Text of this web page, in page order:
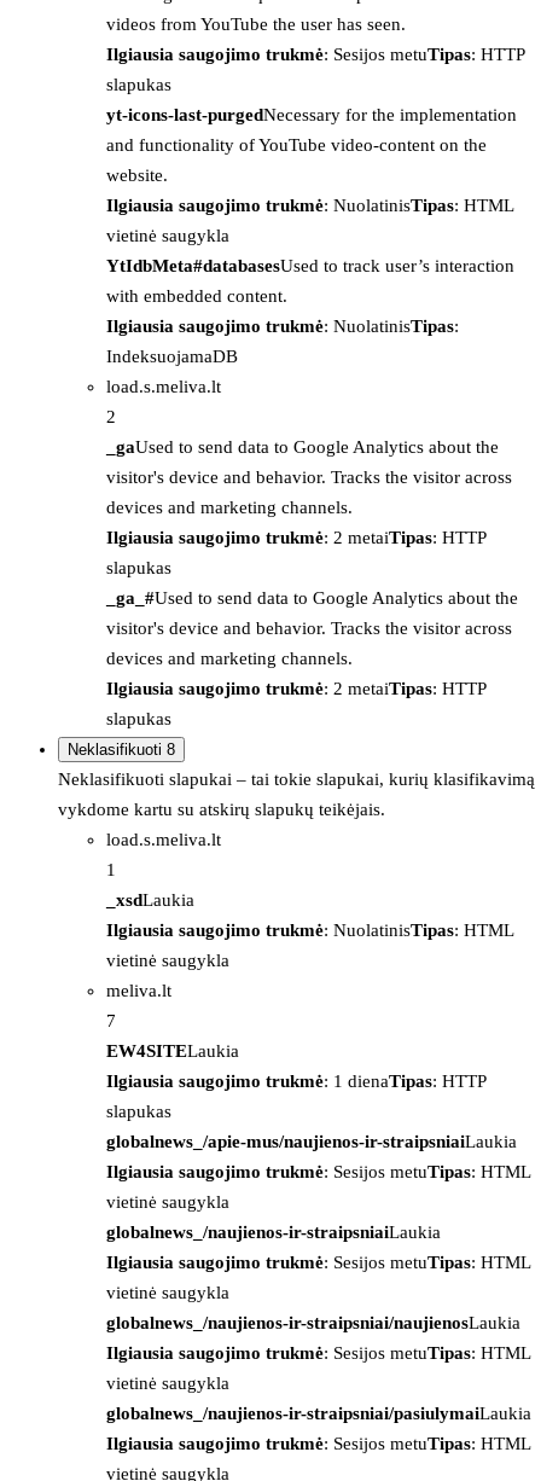
videos from YouTube the user has seen.
Ilgiausia saugojimo trukmė: Sesijos metuTipas: HTTP
slapukas
yt-icons-last-purgedNecessary for the implementation
and functionality of YouTube video-content on the
website.
Ilgiausia saugojimo trukmė: NuolatinisTipas: HTML
vietinė saugykla
YtIdbMeta#databasesUsed to track user’s interaction
with embedded content.
Ilgiausia saugojimo trukmė: NuolatinisTipas:
IndeksuojamaDB
load.s.meliva.lt
2
_gaUsed to send data to Google Analytics about the
visitor's device and behavior. Tracks the visitor across
devices and marketing channels.
Ilgiausia saugojimo trukmė: 2 metaiTipas: HTTP
slapukas
_ga_#Used to send data to Google Analytics about the
visitor's device and behavior. Tracks the visitor across
devices and marketing channels.
Ilgiausia saugojimo trukmė: 2 metaiTipas: HTTP
slapukas
Neklasifikuoti 8
Neklasifikuoti slapukai – tai tokie slapukai, kurių klasifikavimą
vykdome kartu su atskirų slapukų teikėjais.
load.s.meliva.lt
1
_xsdLaukia
Ilgiausia saugojimo trukmė: NuolatinisTipas: HTML
vietinė saugykla
meliva.lt
7
EW4SITELaukia
Ilgiausia saugojimo trukmė: 1 dienaTipas: HTTP
slapukas
globalnews_/apie-mus/naujienos-ir-straipsniaiLaukia
Ilgiausia saugojimo trukmė: Sesijos metuTipas: HTML
vietinė saugykla
globalnews_/naujienos-ir-straipsniaiLaukia
Ilgiausia saugojimo trukmė: Sesijos metuTipas: HTML
vietinė saugykla
globalnews_/naujienos-ir-straipsniai/naujienosLaukia
Ilgiausia saugojimo trukmė: Sesijos metuTipas: HTML
vietinė saugykla
globalnews_/naujienos-ir-straipsniai/pasiulymaiLaukia
Ilgiausia saugojimo trukmė: Sesijos metuTipas: HTML
vietinė saugykla